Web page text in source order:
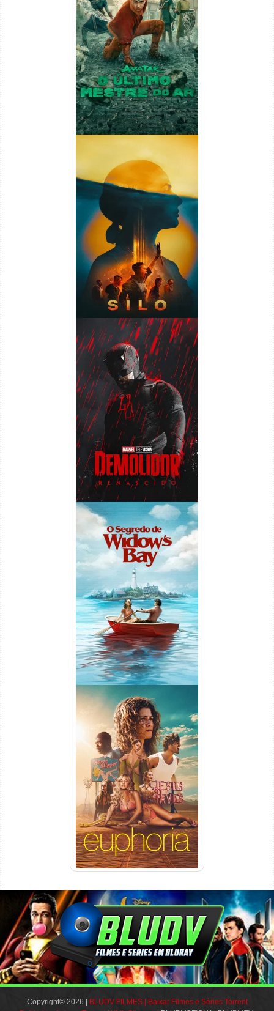
Avatar: O Último Mestre do
Ar 2ª Temporada Torrent
(2026) WEB-DL 1080p Dual
Áudio
Silo 2ª Temporada (2024)
WEB-DL 1080p Dual Áudio
Demolidor: Renascido 2ª
Temporada (2026) WEB-DL
1080p Dual Áudio
O Segredo de Widow’s Bay
1ª Temporada Torrent (2026)
WEB-DL 1080p Dual Áudio
Euphoria 3ª Temporada
Torrent (2026) WEB-DL 1080p
Dual Áudio
Copyright© 2026 |
BLUDV FILMES | Baixar Filmes e Séries Torrent